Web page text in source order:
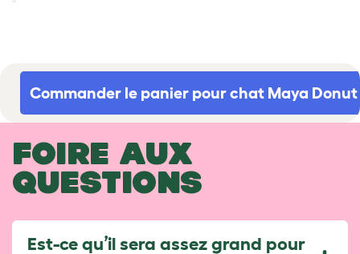
Commander le panier pour chat Maya Donut
FOIRE AUX
QUESTIONS
Est-ce qu’il sera assez grand pour